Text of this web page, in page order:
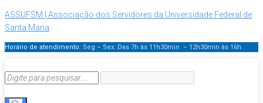
ASSUFSM | Associação dos Servidores da Universidade Federal de
Santa Maria
Horário de atendimento: Seg – Sex: Das 7h às 11h30min – 12h30min às 16h